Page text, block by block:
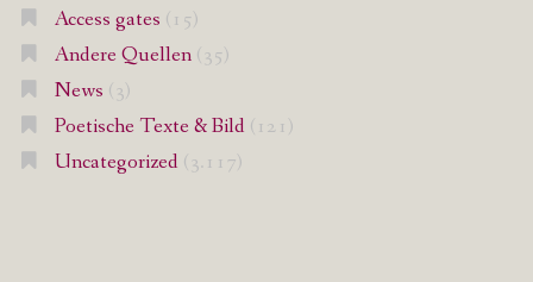
Access gates (15)
Andere Quellen(35)
News (3)
Poetische Texte & Bild (121)
Uncategorized (3.117)